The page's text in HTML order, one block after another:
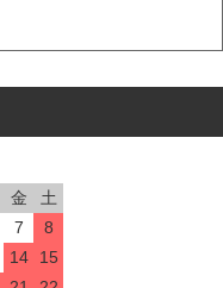
金
土
7
8
14
15